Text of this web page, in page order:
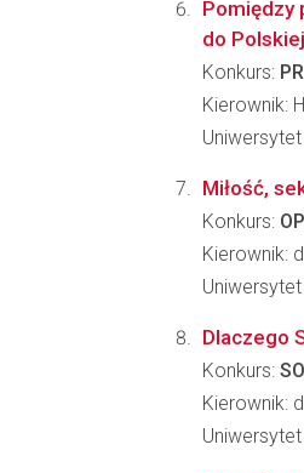
Pomiędzy
do
Konkurs:
Kierownik:
Miłość,
Konkurs:
Kierownik:
Dlaczego
Konkurs:
Kierownik: